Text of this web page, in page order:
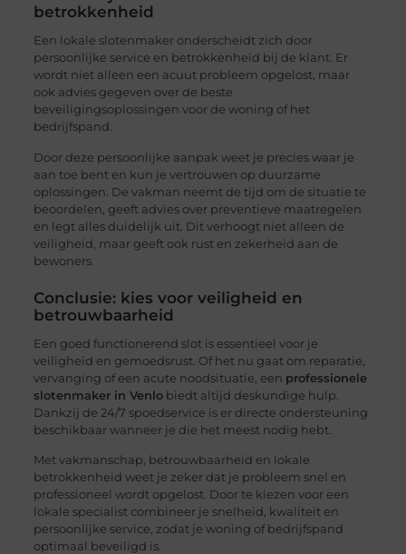
betrokkenheid
Een lokale slotenmaker onderscheidt zich door
persoonlijke service en betrokkenheid bij de klant. Er
wordt niet alleen een acuut probleem opgelost, maar
ook advies gegeven over de beste
beveiligingsoplossingen voor de woning of het
bedrijfspand.
Door deze persoonlijke aanpak weet je precies waar je
aan toe bent en kun je vertrouwen op duurzame
oplossingen. De vakman neemt de tijd om de situatie te
beoordelen, geeft advies over preventieve maatregelen
en legt alles duidelijk uit. Dit verhoogt niet alleen de
veiligheid, maar geeft ook rust en zekerheid aan de
bewoners.
Conclusie: kies voor veiligheid en
betrouwbaarheid
Een goed functionerend slot is essentieel voor je
veiligheid en gemoedsrust. Of het nu gaat om reparatie,
vervanging of een acute noodsituatie, een professionele
slotenmaker in Venlobiedt altijd deskundige hulp.
Dankzij de 24/7 spoedservice is er directe ondersteuning
beschikbaar wanneer je die het meest nodig hebt.
Met vakmanschap, betrouwbaarheid en lokale
betrokkenheid weet je zeker dat je probleem snel en
professioneel wordt opgelost. Door te kiezen voor een
lokale specialist combineer je snelheid, kwaliteit en
persoonlijke service, zodat je woning of bedrijfspand
optimaal beveiligd is.